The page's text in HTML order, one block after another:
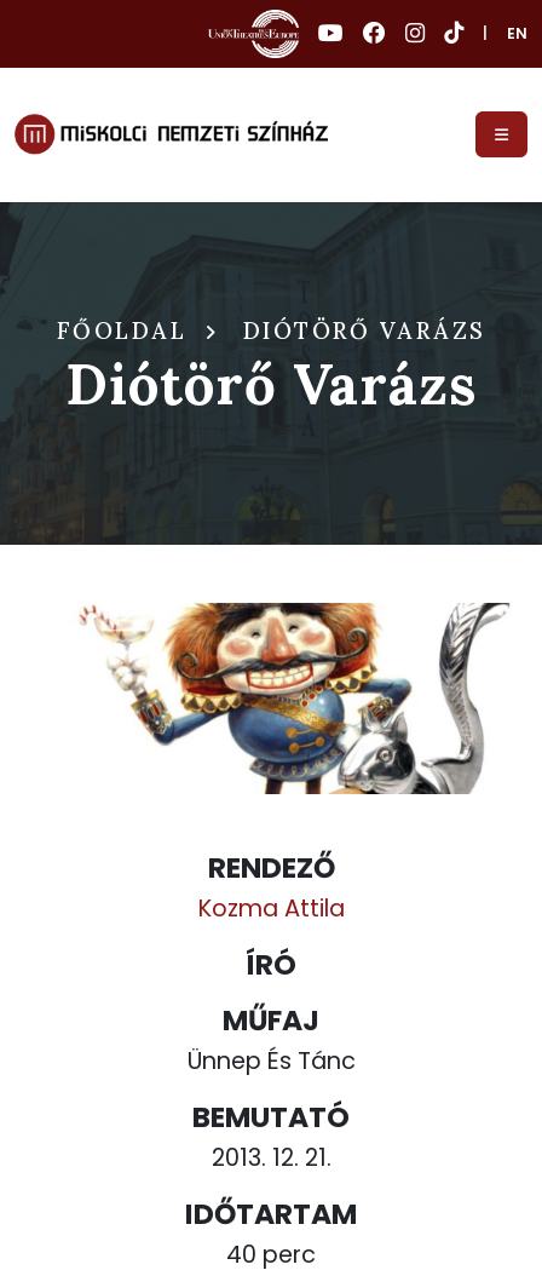
EN
FŐOLDAL DIÓTÖRŐ VARÁZS
Diótörő Varázs
RENDEZŐ
Kozma Attila
ÍRÓ
MŰFAJ
Ünnep És Tánc
BEMUTATÓ
2013. 12. 21.
IDŐTARTAM
40 perc